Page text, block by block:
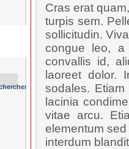
Cras erat
turpis sem.
sollicitudin.
congue leo, a
convallis id,
laoreet dolor.
sodales.
lacinia
vitae arcu.
elementum
interdum